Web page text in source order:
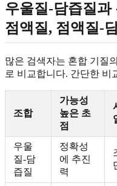
우울질-담즙질과
점액질, 점액질-
많은 검색자는 혼합 기질
로 비교합니다. 간단한 비
조합
가능성
높은 초
점
우울
질-담
즙질
정확성
에 추진
력